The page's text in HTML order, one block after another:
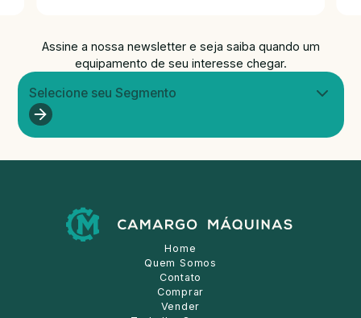
Assine a nossa newsletter e seja saiba quando um
equipamento de seu interesse chegar.
Selecione seu Segmento
Home
Quem Somos
Contato
Comprar
Vender